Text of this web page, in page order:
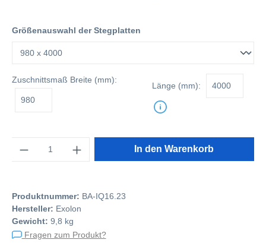
Größenauswahl der Stegplatten
Zuschnittsmaß Breite (mm):
Länge (mm):
In den Warenkorb
Produktnummer: BA-IQ16.23
Hersteller: Exolon
Gewicht: 9,8 kg
Fragen zum Produkt?